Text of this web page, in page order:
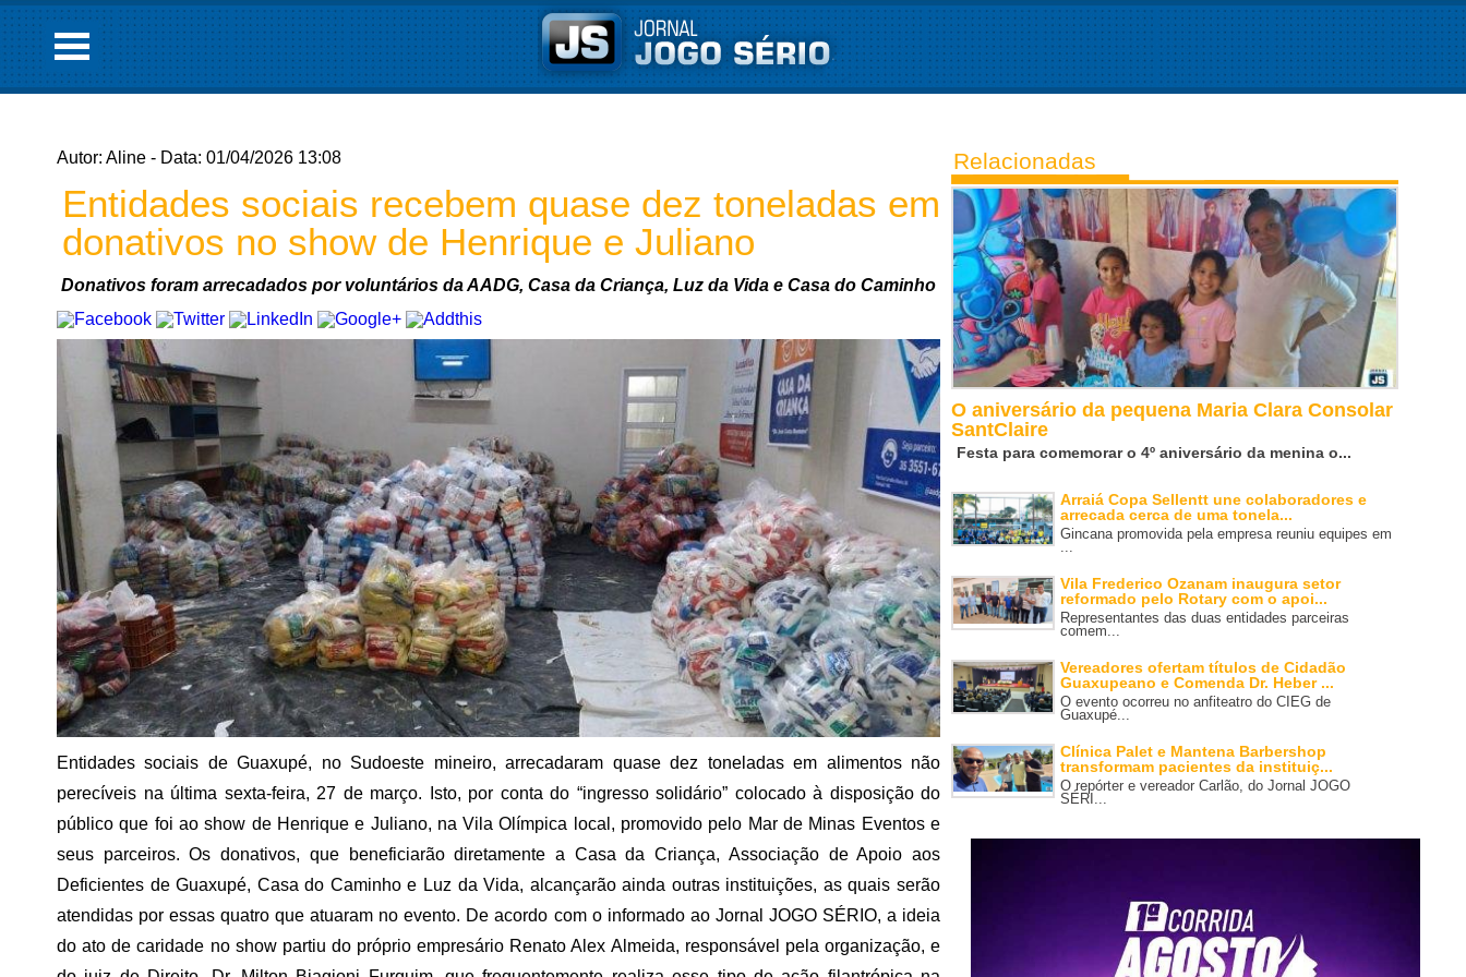
Autor: Aline - Data: 01/04/2026 13:08
Entidades sociais recebem quase dez toneladas em
donativos no show de Henrique e Juliano
Donativos foram arrecadados por voluntários da AADG, Casa da Criança, Luz da Vida e Casa do Caminho
Entidades sociais de Guaxupé, no Sudoeste mineiro, arrecadaram quase dez toneladas em alimentos não
perecíveis na última sexta-feira, 27 de março. Isto, por conta do “ingresso solidário” colocado à disposição do
público que foi ao show de Henrique e Juliano, na Vila Olímpica local, promovido pelo Mar de Minas Eventos e
seus parceiros. Os donativos, que beneficiarão diretamente a Casa da Criança, Associação de Apoio aos
Deficientes de Guaxupé, Casa do Caminho e Luz da Vida, alcançarão ainda outras instituições, as quais serão
atendidas por essas quatro que atuaram no evento. De acordo com o informado ao Jornal JOGO SÉRIO, a ideia
do ato de caridade no show partiu do próprio empresário Renato Alex Almeida, responsável pela organização, e
Relacionadas
O aniversário da pequena Maria Clara Consolar
SantClaire
Festa para comemorar o 4º aniversário da menina o...
Arraiá Copa Sellentt une colaboradores e
arrecada cerca de uma tonela...
Gincana promovida pela empresa reuniu equipes em
...
Vila Frederico Ozanam inaugura setor
reformado pelo Rotary com o apoi...
Representantes das duas entidades parceiras
comem...
Vereadores ofertam títulos de Cidadão
Guaxupeano e Comenda Dr. Heber ...
O evento ocorreu no anfiteatro do CIEG de
Guaxupé...
Clínica Palet e Mantena Barbershop
transformam pacientes da instituiç...
O repórter e vereador Carlão, do Jornal JOGO
SÉRI...